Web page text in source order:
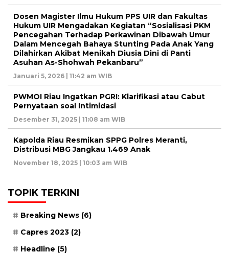
Dosen Magister Ilmu Hukum PPS UIR dan Fakultas
Hukum UIR Mengadakan Kegiatan “Sosialisasi PKM
Pencegahan Terhadap Perkawinan Dibawah Umur
Dalam Mencegah Bahaya Stunting Pada Anak Yang
Dilahirkan Akibat Menikah Diusia Dini di Panti
Asuhan As-Shohwah Pekanbaru”
Januari 5, 2026 | 11:42 am WIB
PWMOI Riau Ingatkan PGRI: Klarifikasi atau Cabut
Pernyataan soal Intimidasi
Desember 31, 2025 | 11:08 am WIB
Kapolda Riau Resmikan SPPG Polres Meranti,
Distribusi MBG Jangkau 1.469 Anak
November 18, 2025 | 10:03 am WIB
TOPIK TERKINI
Breaking News (6)
Capres 2023 (2)
Headline (5)